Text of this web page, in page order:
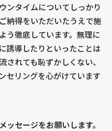
ンタイムについてしっかり
納得をいただいたうえで施
う徹底しています。無理に
誘導したりといったことは
されても恥ずかしくない、
セリングを心がけています
ッセージをお願いします。